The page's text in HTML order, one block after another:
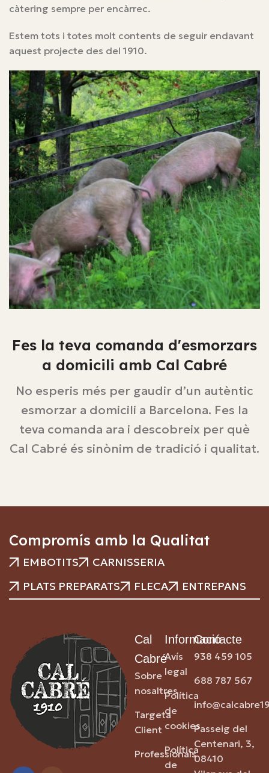
càtering sempre per encàrrec.
Estem tots i totes molt contents de seguir endavant
aquest projecte des del 1910.
Fes la teva comanda d'esmorzars
a domicili amb Cal Cabré
No esperis més per gaudir d’un autèntic
esmorzar a domicili a Barcelona. Fes la
teva comanda ara i descobreix per què
Cal Cabré és sinònim de tradició i qualitat.
Compromís amb la Qualitat
EMBOTITS
CARNISSERIA
PLATS PREPARATS
FLECA ENTREPANS
Cal
Cabré
Sobre
nosaltres
Targeta
Client
Professionals
Informació
Avís
legal
Política
de
cookies
Política
de
Contacte
938 459 105
688 787 567
Passeig del
Centenari, 3,
08410